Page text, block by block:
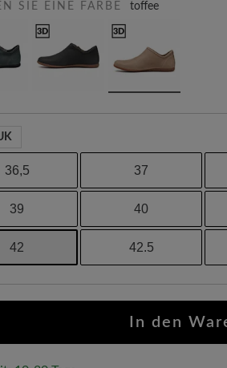
SIE EINE FARBE toffee
36,5 37
39 40
42 42.5
In den